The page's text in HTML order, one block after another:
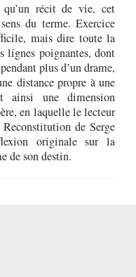
récit de vie, cet
du terme. Exercice
mais dire toute la
lignes poignantes, dont
plus d’un drame,
distance propre à une
ainsi une dimension
en laquelle le lecteur
de Serge
originale sur la
de son destin.